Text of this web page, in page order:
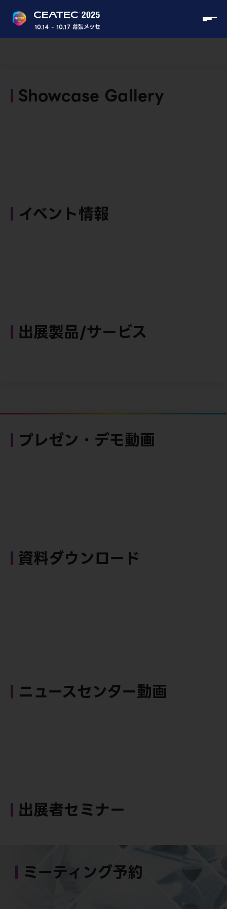
10.14 - 10.17 幕張メッセ
Showcase Gallery
イベント情報
出展製品/サービス
プレゼン・デモ動画
資料ダウンロード
ニュースセンター動画
出展者セミナー
ミーティング予約